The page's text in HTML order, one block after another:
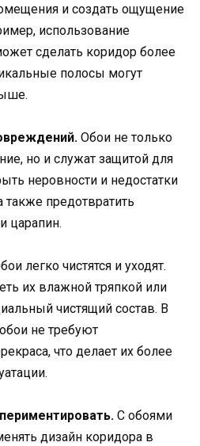
и создать ощущение
использование
сделать коридор более
полосы могут
Обои не только
но и служат защитой для
неровности и недостатки
также предотвратить
царапин.
легко чистятся и уходят.
их влажной тряпкой или
чистящий состав. В
не требуют
что делает их более
С обоями
дизайн коридора в